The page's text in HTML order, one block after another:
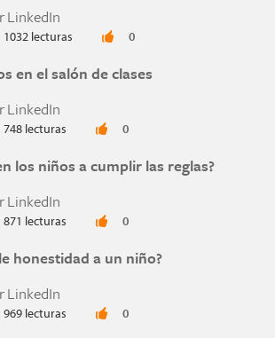
LinkedIn
¿Lo que hice es plagio?
1032 lecturas 0
en el salón de clases
LinkedIn
Espacios seguros en el salón de clases
748 lecturas 0
los niños a cumplir las reglas?
LinkedIn
¿Cómo aprenden los niños a cumplir las
871 lecturas 0
honestidad a un niño?
LinkedIn
¿Cómo explicarle honestidad a un niño?
969 lecturas 0